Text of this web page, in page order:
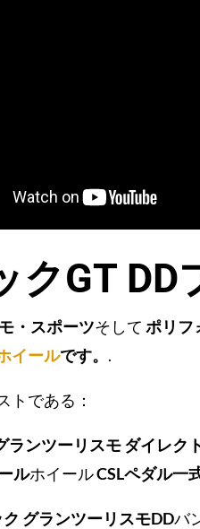
クGT DD
・スポーツそして ポリフ
イールです。 .
トである：
ランツーリスモ ダイレク
ルホイールCSLペダル一
グランツーリスモDDバ